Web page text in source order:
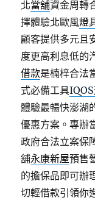
北當舖資金周轉
擇體驗北歐風燈
顧客提供多元且
度更高利息低的
借款是楠梓合法
式必備工具
體驗最暢快澎湖
優惠方案。專辦
政府合法立案保
舖永康新屋預售
的擔保品即可辦
切輕借款引領你